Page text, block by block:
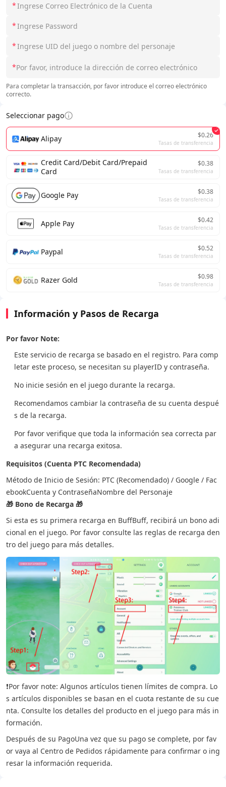
*
*
*
*
Para completar la transacción, por favor introduce el correo electrónico
correcto.
Seleccionar pago
Alipay $0.26
Tasas de transferencia
Credit Card/Debit Card/Prepaid
Card
$0.38
Tasas de transferencia
Google Pay $0.38
Tasas de transferencia
Apple Pay $0.42
Tasas de transferencia
Paypal $0.52
Tasas de transferencia
Razer Gold $0.98
Tasas de transferencia
Información y Pasos de Recarga
Por favor Note:
Este servicio de recarga se basado en el registro. Para comp
letar este proceso, se necesitan su playerID y contraseña.
No inicie sesión en el juego durante la recarga.
Recomendamos cambiar la contraseña de su cuenta despué
s de la recarga.
Por favor verifique que toda la información sea correcta par
a asegurar una recarga exitosa.
Requisitos (Cuenta PTC Recomendada)
Método de Inicio de Sesión: PTC (Recomendado) / Google / Fac
ebookCuenta y ContraseñaNombre del Personaje
🎁 Bono de Recarga 🎁
Si esta es su primera recarga en BuffBuff, recibirá un bono adi
cional en el juego. Por favor consulte las reglas de recarga den
tro del juego para más detalles.
❗Por favor note: Algunos artículos tienen límites de compra. Lo
s artículos disponibles se basan en el cuota restante de su cue
nta. Consulte los detalles del producto en el juego para más in
formación.
Después de su PagoUna vez que su pago se complete, por fav
or vaya al Centro de Pedidos rápidamente para confirmar o ing
resar la información requerida.